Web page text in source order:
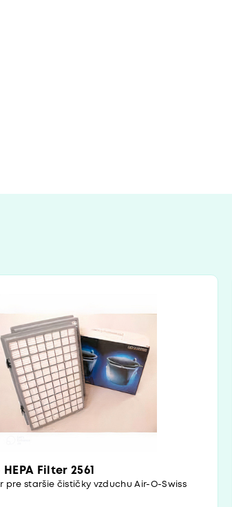
Filter 2561
pre staršie čističky vzduchu Air-O-Swiss